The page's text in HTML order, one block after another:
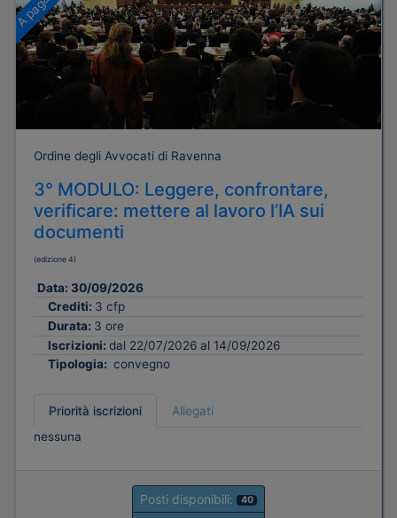
Ordine degli Avvocati di Ravenna
3° MODULO: Leggere, confrontare,
verificare: mettere al lavoro l’IA sui
documenti
(edizione 4)
Data: 30/09/2026
Crediti: 3 cfp
Durata: 3 ore
Iscrizioni: dal 22/07/2026 al 14/09/2026
Tipologia: convegno
Priorità iscrizioni
Allegati
nessuna
Posti disponibili: 40